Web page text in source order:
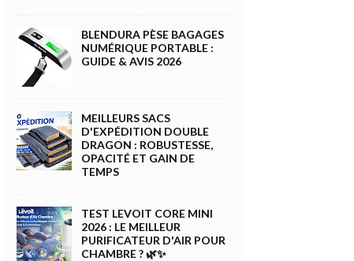
BLENDURA PÈSE BAGAGES
NUMÉRIQUE PORTABLE :
GUIDE & AVIS 2026
MEILLEURS SACS
D'EXPÉDITION DOUBLE
DRAGON : ROBUSTESSE,
OPACITÉ ET GAIN DE
TEMPS
TEST LEVOIT CORE MINI
2026 : LE MEILLEUR
PURIFICATEUR D'AIR POUR
CHAMBRE ? 🌿✨